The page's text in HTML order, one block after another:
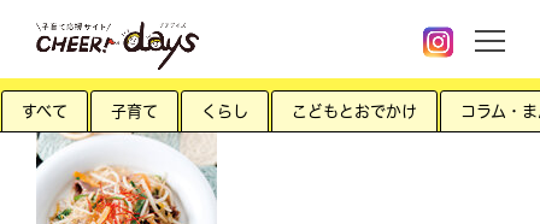
すべて 子育て くらし こどもとおでかけ コラム・